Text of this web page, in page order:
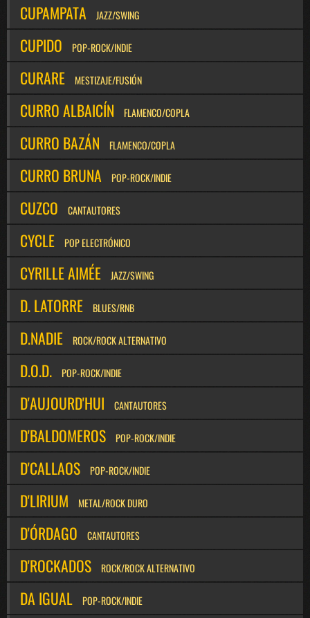
CUPAMPATA JAZZ/SWING
CUPIDO POP-ROCK/INDIE
CURARE MESTIZAJE/FUSIÓN
CURRO ALBAICÍN FLAMENCO/COPLA
CURRO BAZÁN FLAMENCO/COPLA
CURRO BRUNA POP-ROCK/INDIE
CUZCO CANTAUTORES
CYCLE POP ELECTRÓNICO
CYRILLE AIMÉE JAZZ/SWING
D. LATORRE BLUES/RNB
D.NADIE ROCK/ROCK ALTERNATIVO
D.O.D. POP-ROCK/INDIE
D'AUJOURD'HUI CANTAUTORES
D'BALDOMEROS POP-ROCK/INDIE
D'CALLAOS POP-ROCK/INDIE
D'LIRIUM METAL/ROCK DURO
D'ÓRDAGO CANTAUTORES
D'ROCKADOS ROCK/ROCK ALTERNATIVO
DA IGUAL POP-ROCK/INDIE